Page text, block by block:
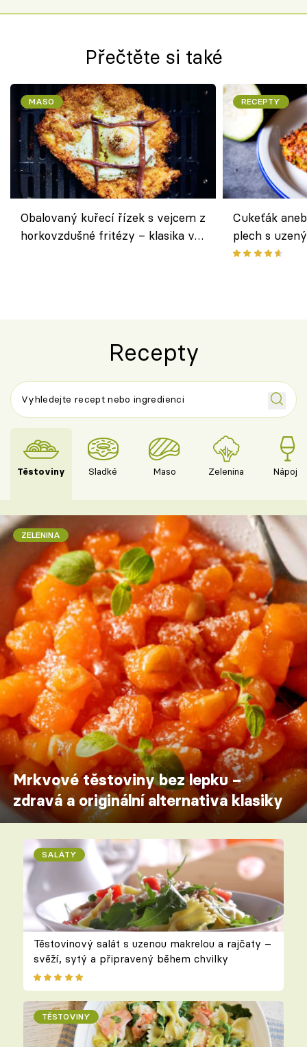
Přečtěte si také
MASO
Obalovaný kuřecí řízek s vejcem z
horkovzdušné fritézy – klasika v
RECEPTY
Cukeťák
plech s
způsob, jak
Recepty
Těstoviny Sladké Maso Zelenina Nápoje
ZELENINA
Mrkvové těstoviny bez lepku –
zdravá a originální alternativa klasiky
SALÁTY
Těstovinový salát s uzenou makrelou a rajčaty –
svěží, sytý a připravený během chvilky
TĚSTOVINY